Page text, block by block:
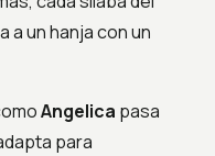
a un hanja con un
Angelica pasa
para